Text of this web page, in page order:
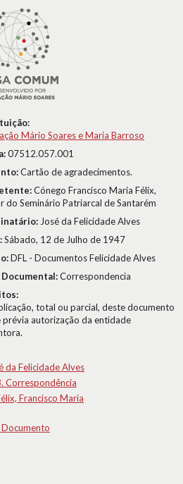
Mário Soares e Maria Barroso
07512.057.001
Cartão de agradecimentos.
Cónego Francisco Maria Félix,
do Seminário Patriarcal de Santarém
José da Felicidade Alves
Sábado, 12 de Julho de 1947
DFL - Documentos Felicidade Alves
Correspondencia
total ou parcial, deste documento
prévia autorização da entidade
da Felicidade Alves
Correspondência
Francisco Maria